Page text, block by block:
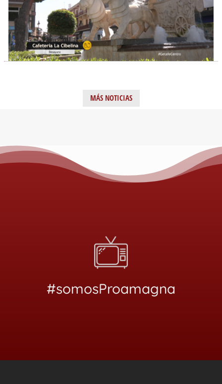
MÁS NOTICIAS
#somosProamagna